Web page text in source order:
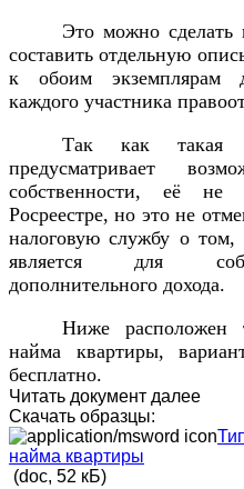
Это можно
составить отдельную
к обоим экземплярам
каждого участника
Так как такая
предусматривает
собственности, её не
Росреестре, но это не
налоговую службу о том,
является для
дополнительного дохода.
Ниже расположен
найма квартиры,
бесплатно.
Читать документ далее
Скачать образцы:
найма квартиры
(doc, 52 кБ)